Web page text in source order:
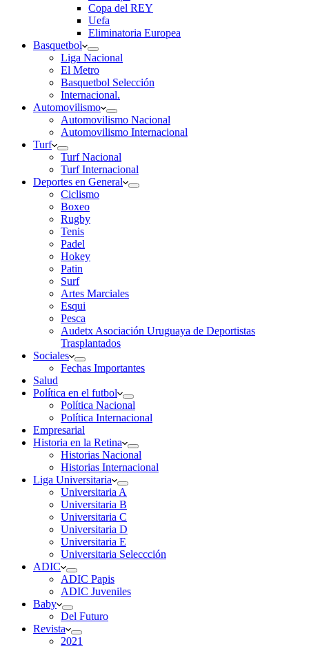
Copa del REY
Uefa
Eliminatoria Europea
Basquetbol
Liga Nacional
El Metro
Basquetbol Selección
Internacional.
Automovilismo
Automovilismo Nacional
Automovilismo Internacional
Turf
Turf Nacional
Turf Internacional
Deportes en General
Ciclismo
Boxeo
Rugby
Tenis
Padel
Hokey
Patin
Surf
Artes Marciales
Esqui
Pesca
Audetx Asociación Uruguaya de Deportistas
Trasplantados
Sociales
Fechas Importantes
Salud
Política en el futbol
Política Nacional
Política Internacional
Empresarial
Historia en la Retina
Historias Nacional
Historias Internacional
Liga Universitaria
Universitaria A
Universitaria B
Universitaria C
Universitaria D
Universitaria E
Universitaria Seleccción
ADIC
ADIC Papis
ADIC Juveniles
Baby
Del Futuro
Revista
2021